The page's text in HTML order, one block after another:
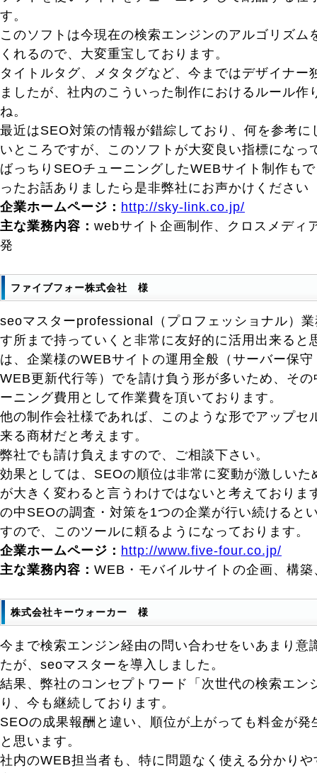
す。
このソフトは今現在の検索エンジンのアルゴリズム
くれるので、大変重宝しております。
タイトルタグ、メタタグなど、今まではデザイナー
ましたが、社内のこういった制作におけるルール作
ね。
最近はSEO対策の情報が錯綜しており、何を参考に
いところですが、このソフトが大変良い指標になっ
ばっちりSEOチューニングしたWEBサイト制作も
ったお話ありましたら是非弊社にお声かけください
企業ホームページ： http://sky-link.co.jp/
主な業務内容： webサイト企画制作、クロスメディ
発
ファイブフォー株式会社 様
seoマスターprofessional（プロフェッショナル）
す所まで持っていくと非常に友好的に活用出来ると
は、企業様のWEBサイトの運用全般（サーバー保
WEB更新代行等）でを請け負う形が多いため、そ
ーニング費用として作業費を頂いております。
他の制作会社様であれば、このような形でアップセ
来る商材だと考えます。
弊社でも請け負えますので、ご相談下さい。
効果としては、SEOの順位は非常に変動が激しいた
が大きく変わると言うわけではないと考えておりま
の中SEOの調査・対策を1つの企業が行い続けると
すので、このツールに頼るようになっております。
企業ホームページ： http://www.five-four.co.jp/
主な業務内容： WEB・モバイルサイトの企画、構築
株式会社キーウォーカー 様
今まで検索エンジン経由の問い合わせをいあまり意
たが、seoマスターを導入しました。
結果、弊社のコンセプトワード「次世代の検索エン
り、今も継続しております。
SEOの成果報酬と違い、順位が上がっても料金が発
と思います。
社内のWEB担当者も、特に問題なく使える分かり